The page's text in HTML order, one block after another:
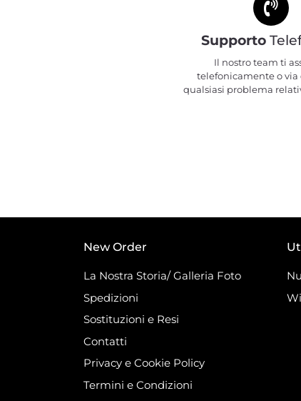
Supporto
Il nostro team ti
telefonicamente o via
qualsiasi problema
New Order
La Nostra Storia/ Galleria Foto
Spedizioni
Sostituzioni e Resi
Contatti
Privacy e Cookie Policy
Termini e Condizioni